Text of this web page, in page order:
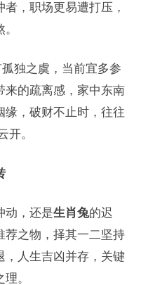
者，职场更易遭打压，
独之虞，当前宜多参
来的疏离感，家中东南
缘，破财不止时，往往
开。
动，还是生肖兔的迟
荐之物，择其一二坚持
，人生吉凶并存，关键
。